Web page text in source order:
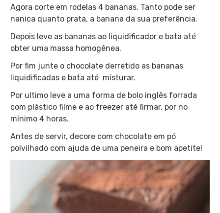
Agora corte em rodelas 4 bananas. Tanto pode ser
nanica quanto prata, a banana da sua preferência.
Depois leve as bananas ao liquidificador e bata até
obter uma massa homogênea.
Por fim junte o chocolate derretido as bananas
liquidificadas e bata até misturar.
Por ultimo leve a uma forma de bolo inglês forrada
com plástico filme e ao freezer até firmar, por no
mínimo 4 horas.
Antes de servir, decore com chocolate em pó
polvilhado com ajuda de uma peneira e bom apetite!